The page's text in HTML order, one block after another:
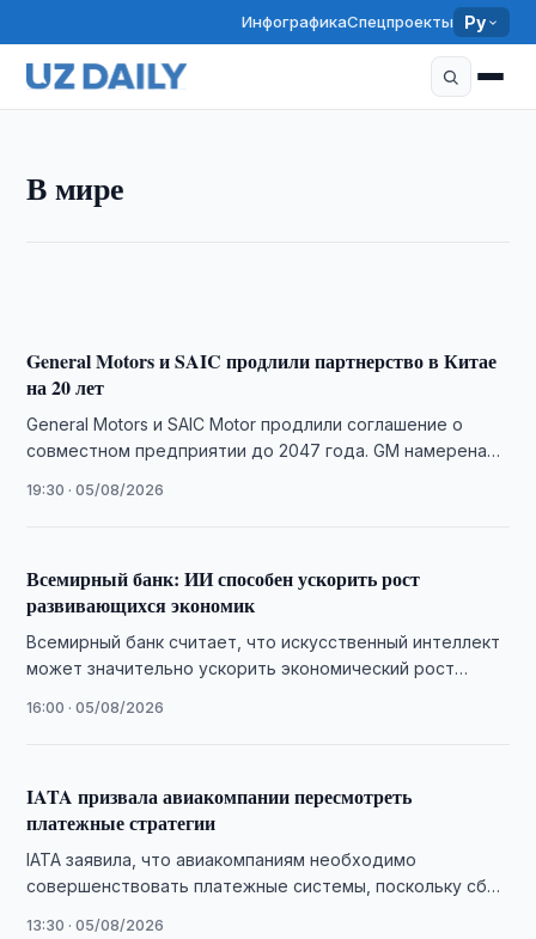
ИнфографикаСпецпроекты Ру
В мире
школьников из 106 стран соревнуются за звание
лучших
General Motors и SAIC продлили партнерство в Китае
на 20 лет
General Motors и SAIC Motor продлили соглашение о
совместном предприятии до 2047 года. GM намерена
19:30 · 05/08/2026
Всемирный банк: ИИ способен ускорить рост
развивающихся экономик
Всемирный банк считает, что искусственный интеллект
может значительно ускорить экономический рост
инфраструктуру, кадры и …
16:00 · 05/08/2026
IATA призвала авиакомпании пересмотреть
платежные стратегии
IATA заявила, что авиакомпаниям необходимо
совершенствовать платежные системы, поскольку сбои
13:30 · 05/08/2026